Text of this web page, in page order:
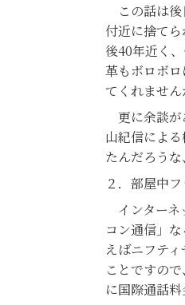
この話は後
付近に捨て
後40年近く
革もボロボ
てくれませ
更に余談が
山紀信によ
たんだろうな
２．部屋中
インターネ
コン通信」
えばニフテ
ことですの
に国際通話